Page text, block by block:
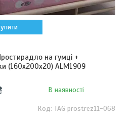
на гумці +
(160х200х20) ALM1909
В наявності
TAG prostrez11-068